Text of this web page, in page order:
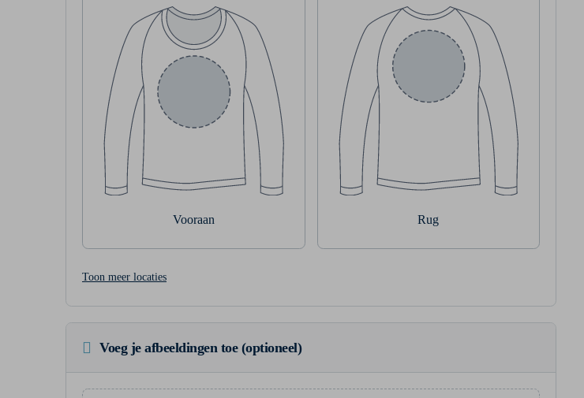
Vooraan Rug
Toon meer locaties
Voeg je afbeeldingen toe (optioneel)